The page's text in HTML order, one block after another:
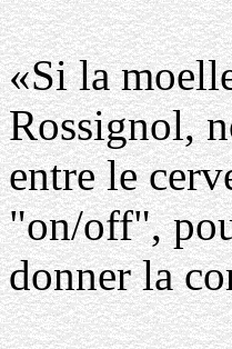
«Si la
Rossignol,
entre le
"on/off",
donner la